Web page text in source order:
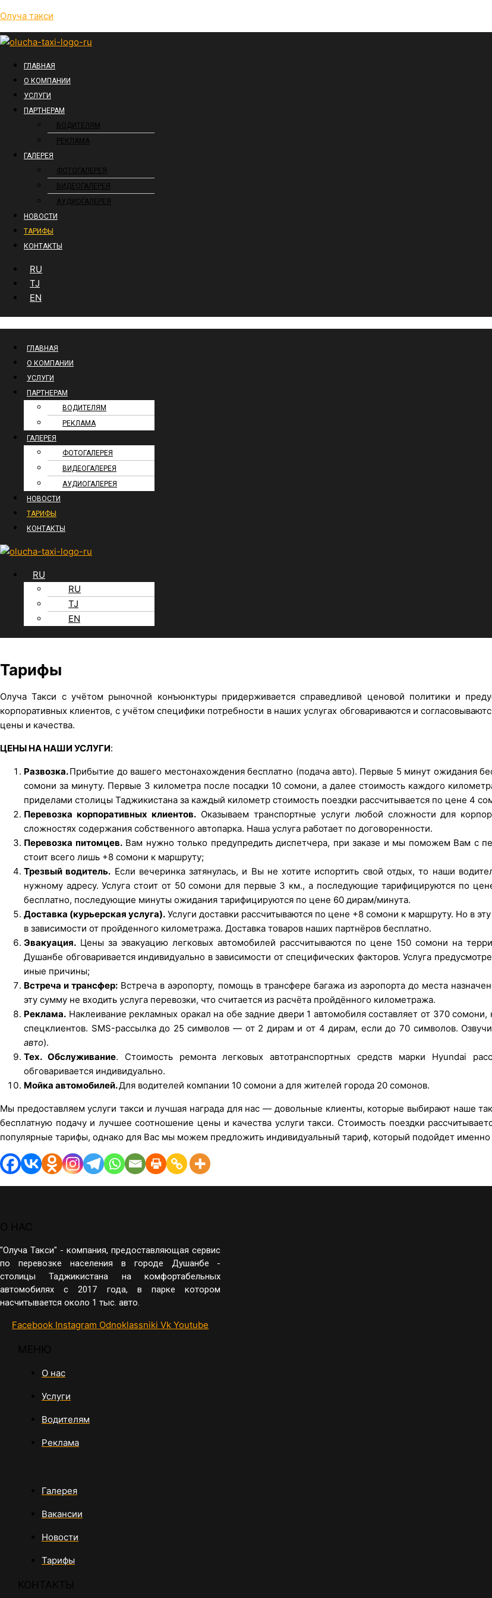
к
содержимому
Олуча такси
ГЛАВНАЯ
О КОМПАНИИ
УСЛУГИ
ПАРТНЕРАМ
ВОДИТЕЛЯМ
РЕКЛАМА
ГАЛЕРЕЯ
ФОТОГАЛЕРЕЯ
ВИДЕОГАЛЕРЕЯ
АУДИОГАЛЕРЕЯ
НОВОСТИ
ТАРИФЫ
КОНТАКТЫ
RU
TJ
EN
ГЛАВНАЯ
О КОМПАНИИ
УСЛУГИ
ПАРТНЕРАМ
ВОДИТЕЛЯМ
РЕКЛАМА
ГАЛЕРЕЯ
ФОТОГАЛЕРЕЯ
ВИДЕОГАЛЕРЕЯ
АУДИОГАЛЕРЕЯ
НОВОСТИ
ТАРИФЫ
КОНТАКТЫ
RU
RU
TJ
EN
Тарифы
Олуча Такси с учётом рыночной конъюнктуры придерживается справедливой ценовой политики и
корпоративных клиентов, с учётом специфики потребности в наших услугах обговариваются и
цены и качества.
ЦЕНЫ НА НАШИ УСЛУГИ:
Развозка.Прибытие до вашего местонахождения бесплатно (подача авто). Первые 5 минут ожидания
сомони за минуту. Первые 3 километра после посадки 10 сомони, а далее стоимость каждого
приделами столицы Таджикистана за каждый километр стоимость поездки рассчитывается по цене 4
Перевозка корпоративных клиентов.Оказываем транспортные услуги любой сложности для
сложностях содержания собственного автопарка. Наша услуга работает по договоренности.
Перевозка питомцев.Вам нужно только предупредить диспетчера, при заказе и мы поможем Вам с
стоит всего лишь +8 сомони к маршруту;
Трезвый водитель. Если вечеринка затянулась, и Вы не хотите испортить свой отдых, то наши
нужному адресу. Услуга стоит от 50 сомони для первые 3 км., а последующие тарифицируются по
бесплатно, последующие минуты ожидания тарифицируются по цене 60 дирам/минута.
Доставка (курьерская услуга). Услуги доставки рассчитываются по цене +8 сомони к маршруту. Но в
в зависимости от пройденного километража. Доставка товаров наших партнёров бесплатно.
Эвакуация. Цены за эвакуацию легковых автомобилей рассчитываются по цене 150 сомони на
Душанбе обговаривается индивидуально в зависимости от специфических факторов. Услуга
иные причины;
Встреча и трансфер: Встреча в аэропорту, помощь в трансфере багажа из аэропорта до места
эту сумму не входить услуга перевозки, что считается из расчёта пройдённого километража.
Реклама. Наклеивание рекламных оракал на обе задние двери 1 автомобиля составляет от 370
спецклиентов. SMS-рассылка до 25 символов — от 2 дирам и от 4 дирам, если до 70 символов.
авто).
Тех. Обслуживание. Стоимость ремонта легковых автотранспортных средств марки Hyundai
обговаривается индивидуально.
Мойка автомобилей.Для водителей компании 10 сомони а для жителей города 20 сомонов.
Мы предоставляем услуги такси и лучшая награда для нас — довольные клиенты, которые выбирают наше
бесплатную подачу и лучшее соотношение цены и качества услуги такси. Стоимость поездки
популярные тарифы, однако для Вас мы можем предложить индивидуальный тариф, который подойдет
"Олуча Такси" - компания, предоставляющая сервис
по перевозке населения в городе Душанбе -
столицы Таджикистана на комфортабельных
автомобилях с 2017 года, в парке котором
насчитывается около 1 тыс. авто.
Facebook Instagram Odnoklassniki Vk Youtube
О нас
Услуги
Водителям
Реклама
Галерея
Вакансии
Новости
Тарифы